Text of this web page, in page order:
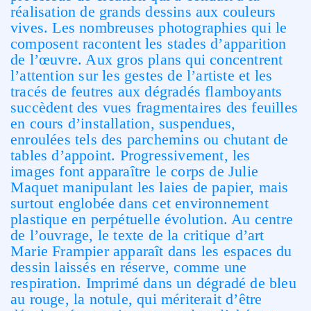
réalisation de grands dessins aux couleurs
vives. Les nombreuses photographies qui le
composent racontent les stades d’apparition
de l’œuvre. Aux gros plans qui concentrent
l’attention sur les gestes de l’artiste et les
tracés de feutres aux dégradés flamboyants
succèdent des vues fragmentaires des feuilles
en cours d’installation, suspendues,
enroulées tels des parchemins ou chutant de
tables d’appoint. Progressivement, les
images font apparaître le corps de Julie
Maquet manipulant les laies de papier, mais
surtout englobée dans cet environnement
plastique en perpétuelle évolution. Au centre
de l’ouvrage, le texte de la critique d’art
Marie Frampier apparaît dans les espaces du
dessin laissés en réserve, comme une
respiration. Imprimé dans un dégradé de bleu
au rouge, la notule, qui mériterait d’être